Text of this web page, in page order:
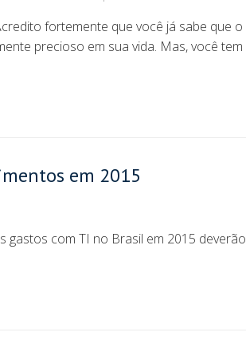
fortemente que você já sabe que o
precioso em sua vida. Mas, você tem
em 2015
gastos com TI no Brasil em 2015 deverão